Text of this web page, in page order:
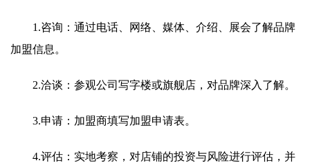
1.咨询：通过电话、网络、媒体、介绍、展会了解品牌
加盟信息。
2.洽谈：参观公司写字楼或旗舰店，对品牌深入了解。
3.申请：加盟商填写加盟申请表。
4.评估：实地考察，对店铺的投资与风险进行评估，并